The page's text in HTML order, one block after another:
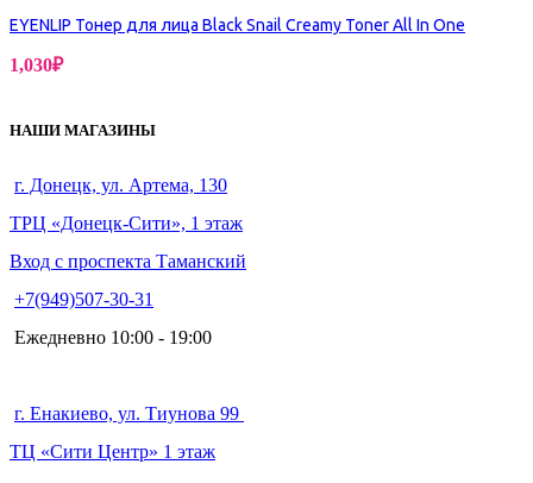
EYENLIP Тонер для лица Black Snail Creamy Toner All In One
1,030₽
НАШИ МАГАЗИНЫ
г. Донецк, ул. Артема, 130
ТРЦ «Донецк-Сити», 1 этаж
Вход с проспекта Таманский
+7(949)507-30-31
Ежедневно 10:00 - 19:00
г. Енакиево, ул. Тиунова 99
ТЦ «Сити Центр» 1 этаж